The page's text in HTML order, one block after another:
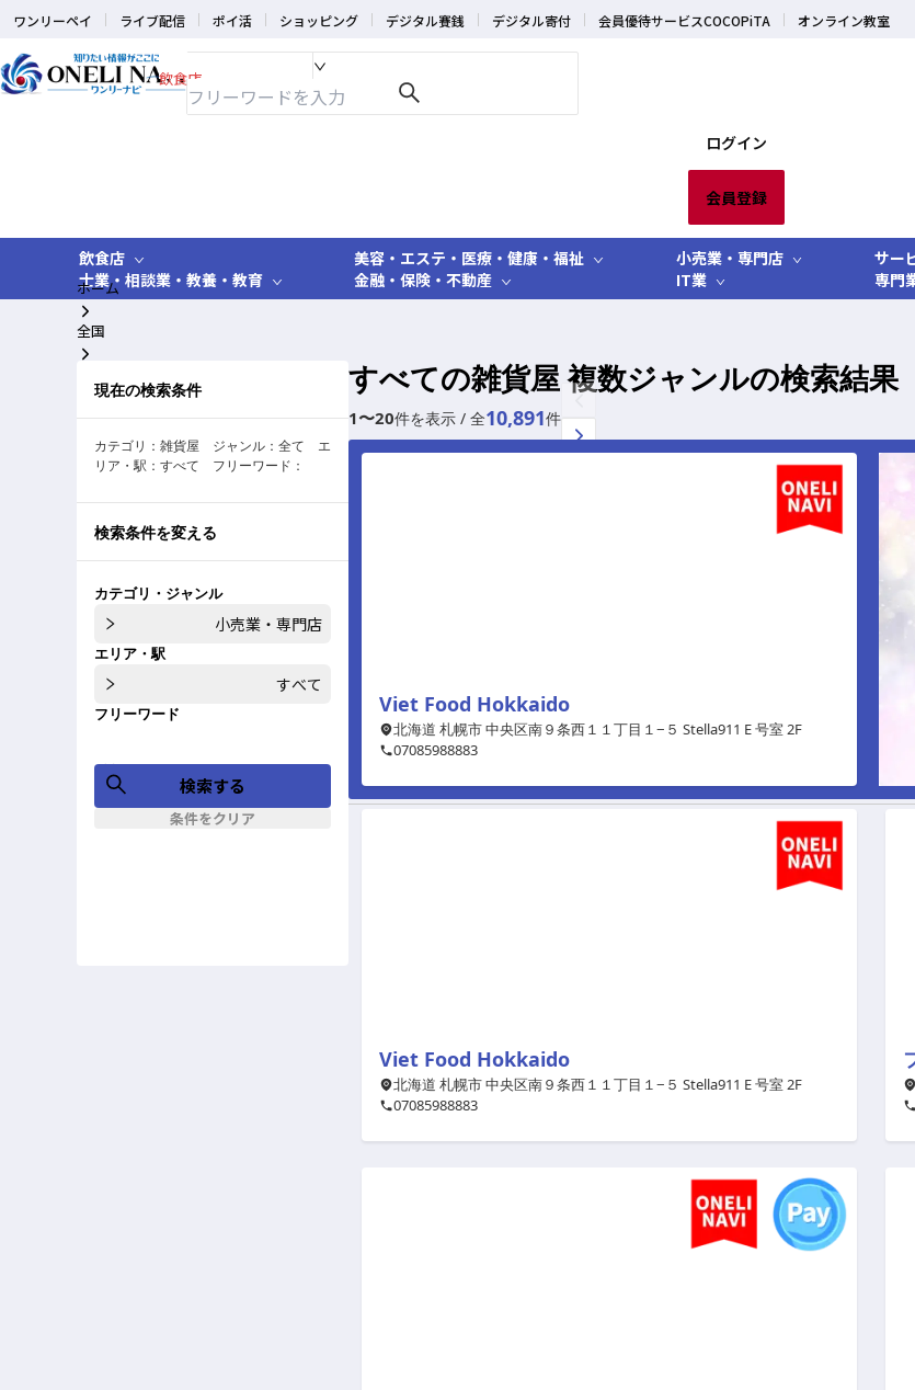
ワンリーペイ ライブ配信 ポイ活 ショッピング デジタル賽銭 デジタル寄付 会員優待サービスCOCOPiTA オンライン教室
飲食店
ログイン
会員登録
飲食店
士業・相談業・教養・教育
美容・エステ・医療・健康・福祉
金融・保険・不動産
小売業・専門店
IT業
サー
専門
ホーム
全国
現在の検索条件
カテゴリ： 雑貨屋 ジャンル： 全て エ
リア・駅： すべて フリーワード：
検索条件を変える
カテゴリ・ジャンル
小売業・専門店
エリア・駅
すべて
フリーワード
検索する
条件をクリア
すべての雑貨屋 複数ジャンルの検索結果
1〜20件を表示 / 全10,891件
Viet Food Hokkaido
北海道 札幌市 中央区南９条西１１丁目１−５ Stella911 E 号室 2F
07085988883
Viet Food Hokkaido
北海道 札幌市 中央区南９条西１１丁目１−５ Stella911 E 号室 2F
07085988883